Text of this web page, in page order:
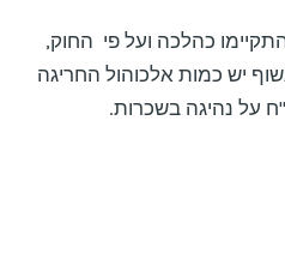
כהלכה ועל פי החוק,
יש כמות אלכוהול החריגה
על נהיגה בשכרות.